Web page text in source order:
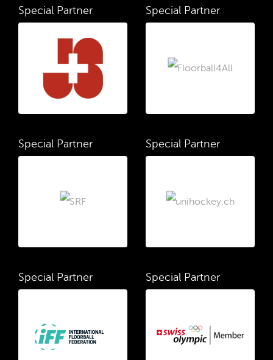
Special Partner Special Partner
Special Partner Special Partner
Special Partner Special Partner